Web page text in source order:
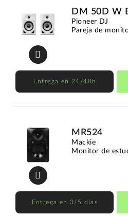
DM 50D W
Pioneer DJ
Pareja de
Entrega en 24/48h
MR524
Mackie
Monitor de
Entrega en 3/5 días